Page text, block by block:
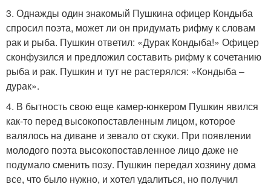
3. Однажды один знакомый Пушкина офицер Кондыба
спросил поэта, может ли он придумать рифму к словам
рак и рыба. Пушкин ответил: «Дурак Кондыба!» Офицер
сконфузился и предложил составить рифму к сочетанию
рыба и рак. Пушкин и тут не растерялся: «Кондыба –
дурак».
4. В бытность свою еще камер-юнкером Пушкин явился
как-то перед высокопоставленным лицом, которое
валялось на диване и зевало от скуки. При появлении
молодого поэта высокопоставленное лицо даже не
подумало сменить позу. Пушкин передал хозяину дома
все, что было нужно, и хотел удалиться, но получил